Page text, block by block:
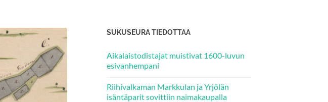
SUKUSEURA TIEDOTTAA
Aikalaistodistajat muistivat 1600-luvun
esivanhempani
Riihivalkaman Markkulan ja Yrjölän
isäntäparit sovittiin naimakaupalla